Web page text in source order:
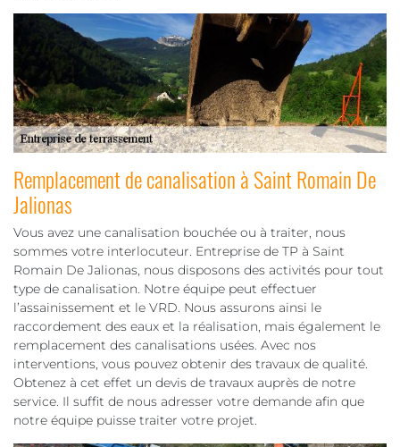
Remplacement de canalisation à Saint Romain De
Jalionas
Vous avez une canalisation bouchée ou à traiter, nous
sommes votre interlocuteur. Entreprise de TP à Saint
Romain De Jalionas, nous disposons des activités pour tout
type de canalisation. Notre équipe peut effectuer
l’assainissement et le VRD. Nous assurons ainsi le
raccordement des eaux et la réalisation, mais également le
remplacement des canalisations usées. Avec nos
interventions, vous pouvez obtenir des travaux de qualité.
Obtenez à cet effet un devis de travaux auprès de notre
service. Il suffit de nous adresser votre demande afin que
notre équipe puisse traiter votre projet.